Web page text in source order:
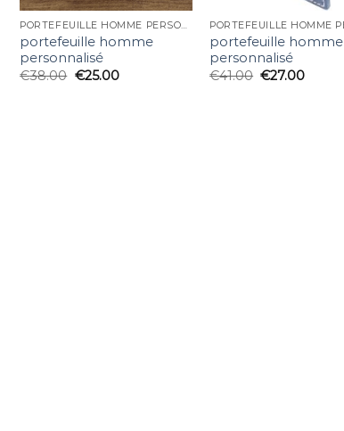
PORTEFEUILLE HOMME PERSONNALISÉ
portefeuille homme
personnalisé
€38.00 €25.00
portefeuille homme
personnalisé
€41.00 €27.00